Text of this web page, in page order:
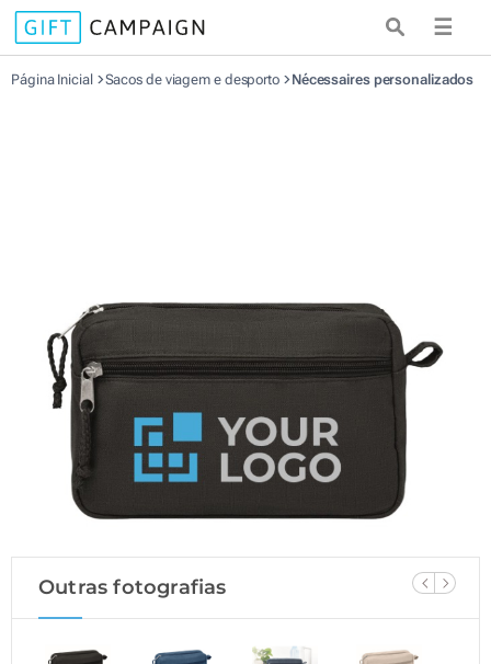
☰
Página Inicial Sacos de viagem e desporto Nécessaires personalizados
Outras fotografias